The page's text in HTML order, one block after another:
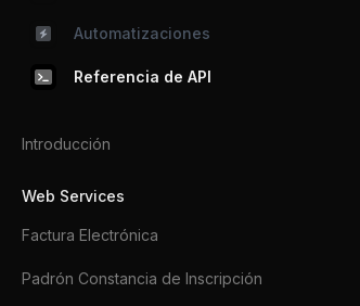
Automatizaciones
Referencia de API
Introducción
Web Services
Factura Electrónica
Padrón Constancia de Inscripción